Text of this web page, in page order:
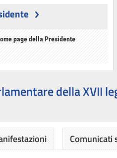
page della Presidente
della XVII
Comunicati